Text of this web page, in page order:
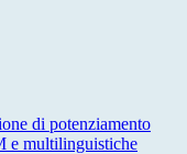
di potenziamento
e multilinguistiche